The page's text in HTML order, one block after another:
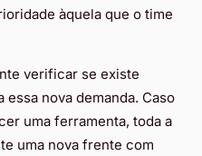
àquela que o time
verificar se existe
nova demanda. Caso
uma ferramenta, toda a
uma nova frente com